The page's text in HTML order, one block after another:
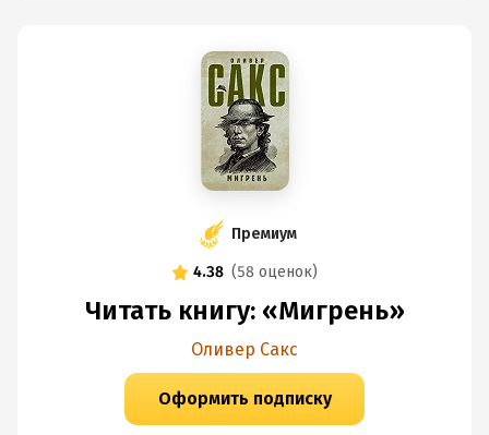
Премиум
4.38 (58 оценок)
Читать книгу: «Мигрень»
Оливер Сакс
Оформить подписку